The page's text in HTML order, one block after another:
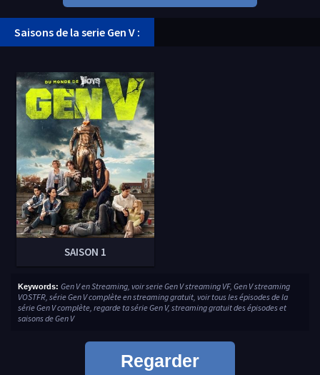
Saisons de la serie Gen V :
SAISON 1
Keywords: Gen V en Streaming, voir serie Gen V streaming VF, Gen V streaming
VOSTFR, série Gen V complète en streaming gratuit, voir tous les épisodes de la
série Gen V complète, regarde ta série Gen V, streaming gratuit des épisodes et
saisons de Gen V
Regarder